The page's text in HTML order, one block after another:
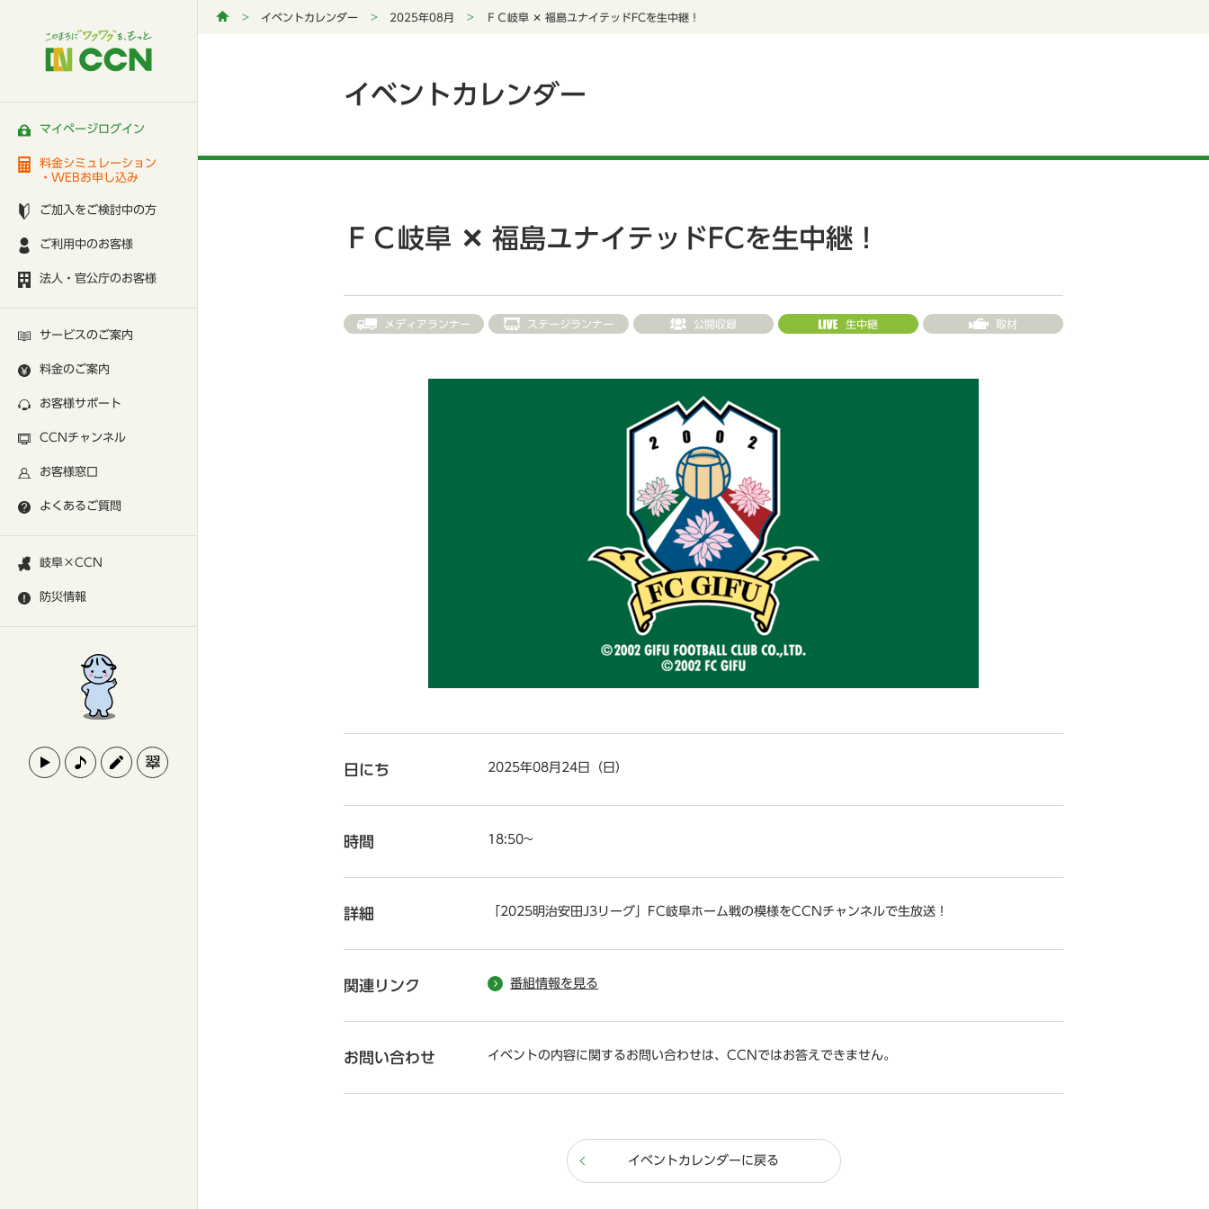
マイページログイン
料金シミュレーション
・WEBお申し込み
ご加入をご検討中の方
ご利用中のお客様
法人・官公庁のお客様
サービスのご案内
料金のご案内
お客様サポート
CCNチャンネル
お客様窓口
よくあるご質問
岐阜×CCN
防災情報
イベントカレンダー 2025年08月 ＦＣ岐阜 ✕ 福島ユナイテッドFCを生中継！
イベントカレンダー
ＦＣ岐阜 ✕ 福島ユナイテッドFCを生中継！
メディアランナー ステージランナー 公開収録 生中継 取材
日にち 2025年08月24日（日）
時間 18:50~
詳細 「2025明治安田J3リーグ」FC岐阜ホーム戦の模様をCCNチャンネルで生放送！
関連リンク 番組情報を見る
お問い合わせ イベントの内容に関するお問い合わせは、CCNではお答えできません。
イベントカレンダーに戻る